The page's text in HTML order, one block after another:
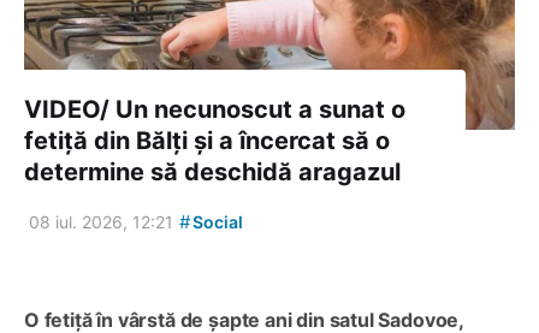
VIDEO/ Un necunoscut a sunat o
fetiță din Bălți și a încercat să o
determine să deschidă aragazul
08 iul. 2026, 12:21 #Social
O fetiță în vârstă de șapte ani din satul Sadovoe,